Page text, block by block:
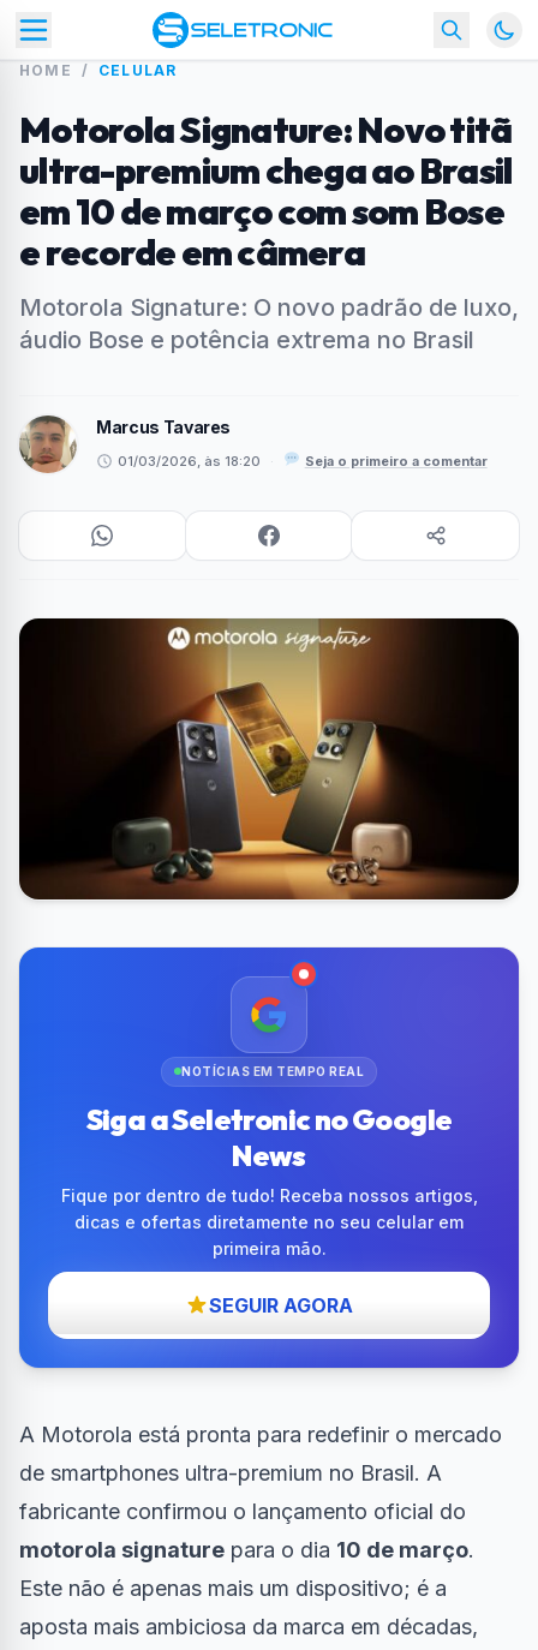
HOME / CELULAR
Motorola Signature: Novo titã
ultra-premium chega ao Brasil
em 10 de março com som Bose
e recorde em câmera
Motorola Signature: O novo padrão de luxo,
áudio Bose e potência extrema no Brasil
Marcus Tavares
01/03/2026, às 18:20 · Seja o primeiro a comentar
NOTÍCIAS EM TEMPO REAL
Siga a Seletronic no Google
News
Fique por dentro de tudo! Receba nossos artigos,
dicas e ofertas diretamente no seu celular em
primeira mão.
SEGUIR AGORA
A Motorola está pronta para redefinir o mercado
de smartphones ultra-premium no Brasil. A
fabricante confirmou o lançamento oficial do
motorola signature para o dia 10 de março.
Este não é apenas mais um dispositivo; é a
aposta mais ambiciosa da marca em décadas,